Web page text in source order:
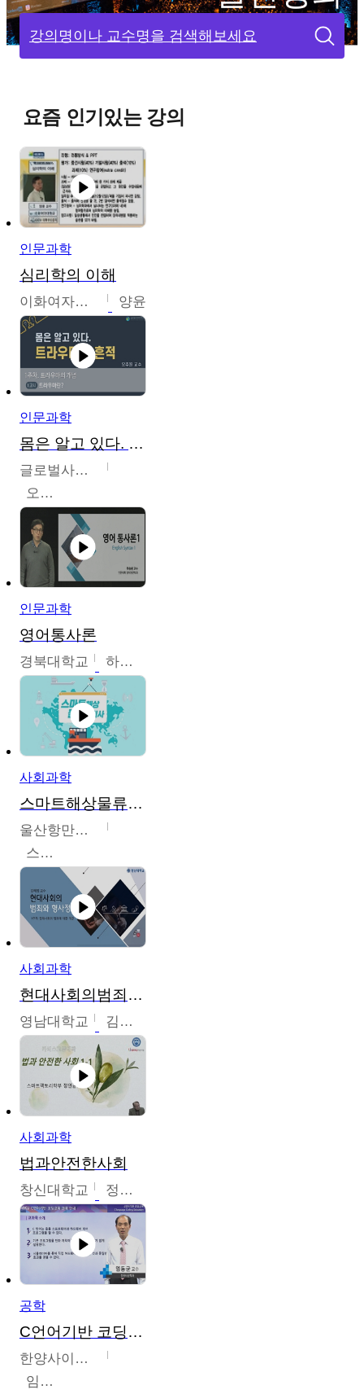
강의명이나 교수명을 검색해보세요
요즘 인기있는 강의
인문과학
심리학의 이해
이화여자대학교 양윤
인문과학
몸은 알고 있다. 트라우마의 흔적
글로벌사이버대학교
오주원
인문과학
영어통사론
경북대학교 하승완
사회과학
스마트해상물류관리사 교육과정2
울산항만공사
스마트해상물류관리사 교육위원회
사회과학
현대사회의범죄와형사정책
영남대학교 김혜정
사회과학
법과안전한사회
창신대학교 정연균
공학
C언어기반 코딩교육
한양사이버대학교
임동균